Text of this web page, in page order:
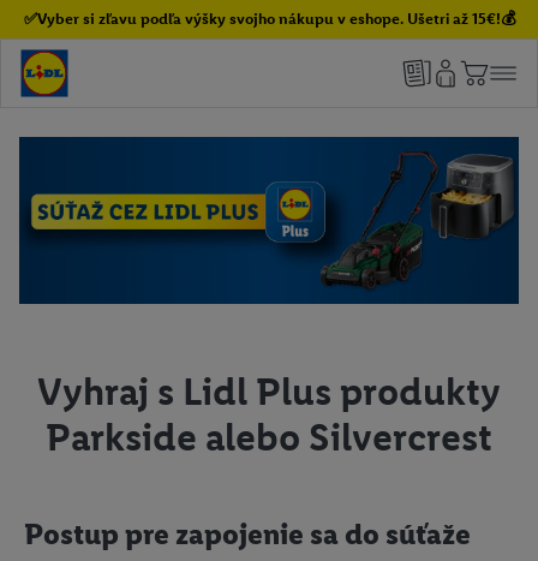
✅Vyber si zľavu podľa výšky svojho nákupu v eshope. Ušetri až 15€!💰
Vyhraj s Lidl Plus produkty
Parkside alebo Silvercrest
Postup pre zapojenie sa do súťaže